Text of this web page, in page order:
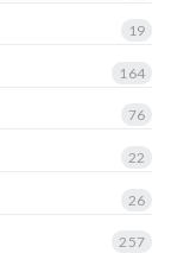
19
164
76
22
26
257